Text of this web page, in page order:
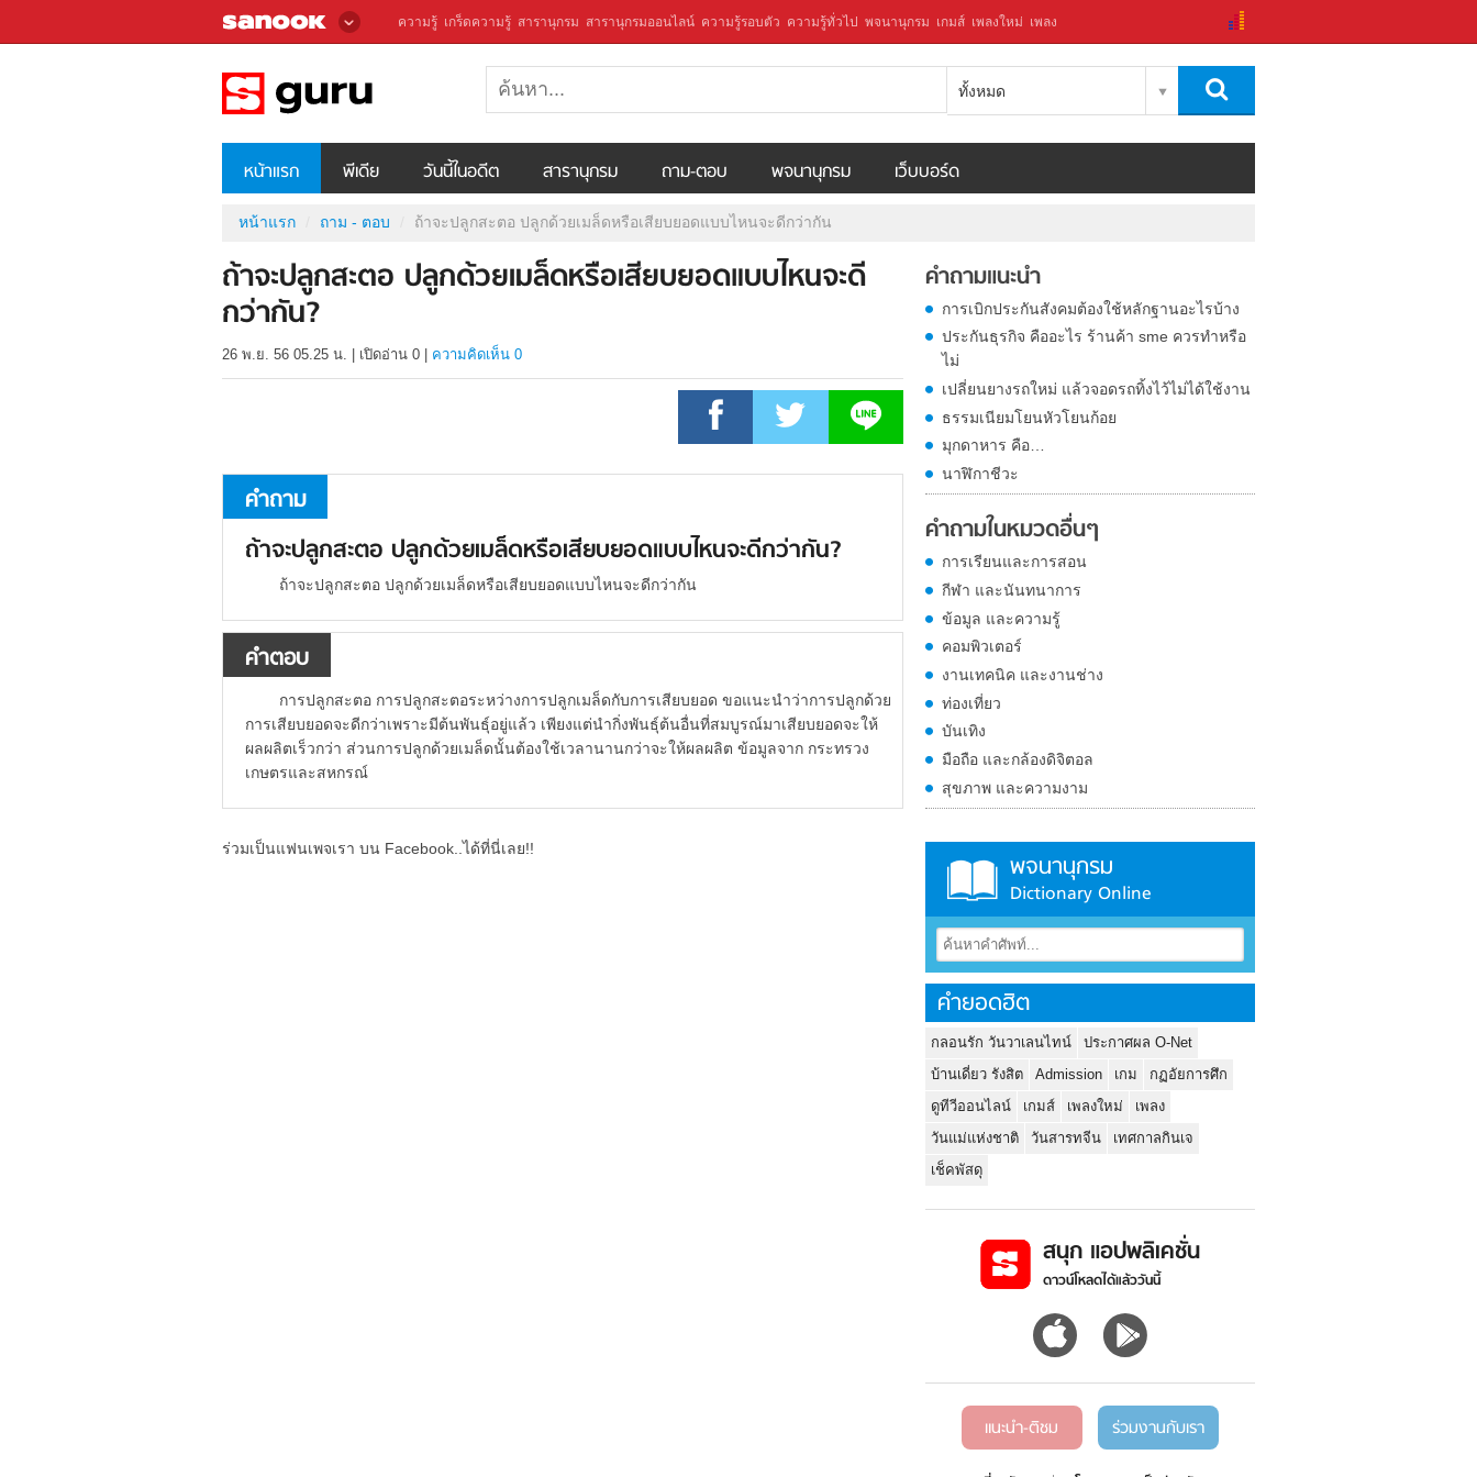
ความรู้ เกร็ดความรู้ สารานุกรม สารานุกรมออนไลน์ ความรู้รอบตัว ความรู้ทั่วไป พจนานุกรม เกมส์ เพลงใหม่ เพลง
ทั้งหมด
หน้าแรก พีเดีย วันนี้ในอดีต สารานุกรม ถาม-ตอบ พจนานุกรม เว็บบอร์ด
หน้าแรก ถาม - ตอบ ถ้าจะปลูกสะตอ ปลูกด้วยเมล็ดหรือเสียบยอดแบบไหนจะดีกว่ากัน
ถ้าจะปลูกสะตอ ปลูกด้วยเมล็ดหรือเสียบยอดแบบไหนจะดี
กว่ากัน?
26 พ.ย. 56 05.25 น. เปิดอ่าน 0 ความคิดเห็น 0
คำถาม
ถ้าจะปลูกสะตอ ปลูกด้วยเมล็ดหรือเสียบยอดแบบไหนจะดีกว่ากัน?
ถ้าจะปลูกสะตอ ปลูกด้วยเมล็ดหรือเสียบยอดแบบไหนจะดีกว่ากัน
คำตอบ
การปลูกสะตอ การปลูกสะตอระหว่างการปลูกเมล็ดกับการเสียบยอด ขอแนะนำว่าการปลูกด้วย
การเสียบยอดจะดีกว่าเพราะมีต้นพันธุ์อยู่แล้ว เพียงแต่นำกิ่งพันธุ์ต้นอื่นที่สมบูรณ์มาเสียบยอดจะให้
ผลผลิตเร็วกว่า ส่วนการปลูกด้วยเมล็ดนั้นต้องใช้เวลานานกว่าจะให้ผลผลิต ข้อมูลจาก กระทรวง
เกษตรและสหกรณ์
ร่วมเป็นแฟนเพจเรา บน Facebook..ได้ที่นี่เลย!!
คำถามแนะนำ
การเบิกประกันสังคมต้องใช้หลักฐานอะไรบ้าง
ประกันธุรกิจ คืออะไร ร้านค้า sme ควรทำหรือ
ไม่
เปลี่ยนยางรถใหม่ แล้วจอดรถทิ้งไว้ไม่ได้ใช้งาน
ธรรมเนียมโยนหัวโยนก้อย
มุกดาหาร คือ…
นาฬิกาชีวะ
คำถามในหมวดอื่นๆ
การเรียนและการสอน
กีฬา และนันทนาการ
ข้อมูล และความรู้
คอมพิวเตอร์
งานเทคนิค และงานช่าง
ท่องเที่ยว
บันเทิง
มือถือ และกล้องดิจิตอล
สุขภาพ และความงาม
พจนานุกรม
Dictionary Online
คำยอดฮิต
กลอนรัก วันวาเลนไทน์
ประกาศผล O-Net
บ้านเดี่ยว รังสิต
Admission เกม
กฏอัยการศึก
ดูทีวีออนไลน์
เกมส์ เพลงใหม่
เพลง
วันแม่แห่งชาติ
วันสารทจีน
เทศกาลกินเจ
เช็คพัสดุ
สนุก แอปพลิเคชั่น
ดาวน์โหลดได้แล้ววันนี้
แนะนำ-ติชม ร่วมงานกับเรา